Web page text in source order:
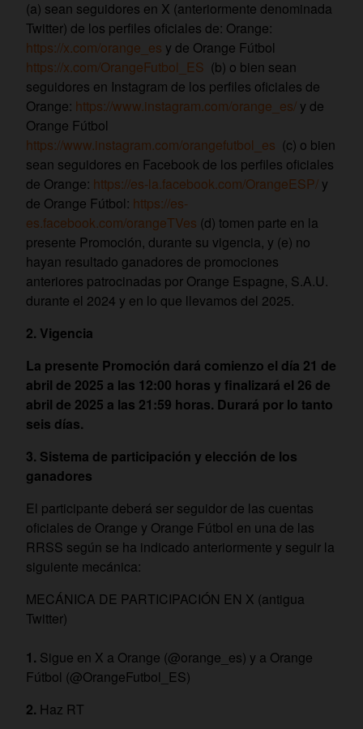
(a) sean seguidores en X (anteriormente denominada
Twitter) de los perfiles oficiales de: Orange:
https://x.com/orange_es y de Orange Fútbol
https://x.com/OrangeFutbol_ES (b) o bien sean
seguidores en Instagram de los perfiles oficiales de
Orange: https://www.instagram.com/orange_es/ y de
Orange Fútbol
https://www.instagram.com/orangefutbol_es (c) o bien
sean seguidores en Facebook de los perfiles oficiales
de Orange: https://es-la.facebook.com/OrangeESP/ y
de Orange Fútbol: https://es-
es.facebook.com/orangeTVes (d) tomen parte en la
presente Promoción, durante su vigencia, y (e) no
hayan resultado ganadores de promociones
anteriores patrocinadas por Orange Espagne, S.A.U.
durante el 2024 y en lo que llevamos del 2025.
2. Vigencia
La presente Promoción dará comienzo el día 21 de
abril de 2025 a las 12:00 horas y finalizará el 26 de
abril de 2025 a las 21:59 horas. Durará por lo tanto
seis días.
3. Sistema de participación y elección de los
ganadores
El participante deberá ser seguidor de las cuentas
oficiales de Orange y Orange Fútbol en una de las
RRSS según se ha indicado anteriormente y seguir la
siguiente mecánica:
MECÁNICA DE PARTICIPACIÓN EN X (antigua
Twitter)
Sigue en X a Orange (@orange_es) y a Orange
Fútbol (@OrangeFutbol_ES)
Haz RT